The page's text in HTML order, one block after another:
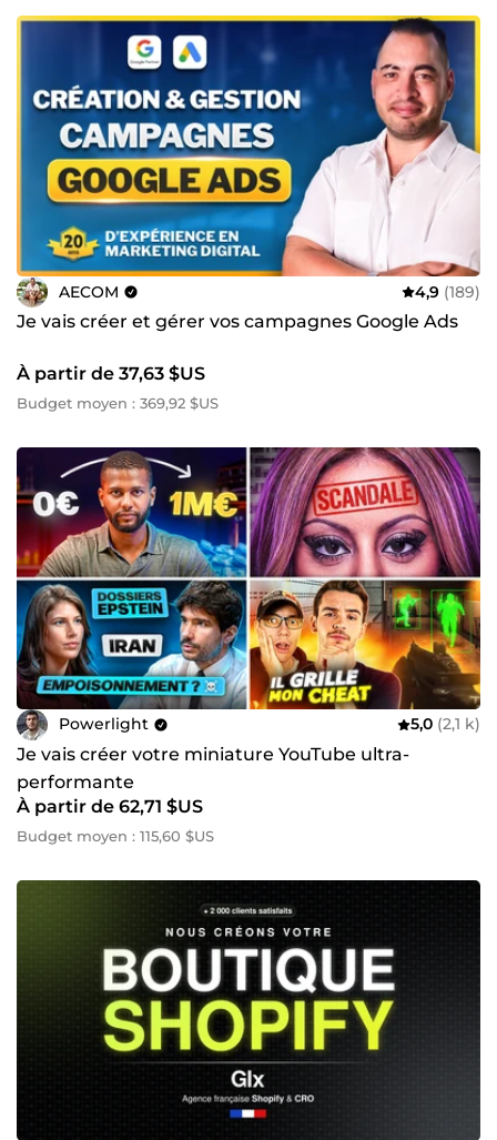
AECOM 4,9 (189)
Je vais créer et gérer vos campagnes Google Ads
À partir de 37,63 $US
Budget moyen : 369,92 $US
Powerlight 5,0 (2,1 k)
Je vais créer votre miniature YouTube ultra-
performante
À partir de 62,71 $US
Budget moyen : 115,60 $US